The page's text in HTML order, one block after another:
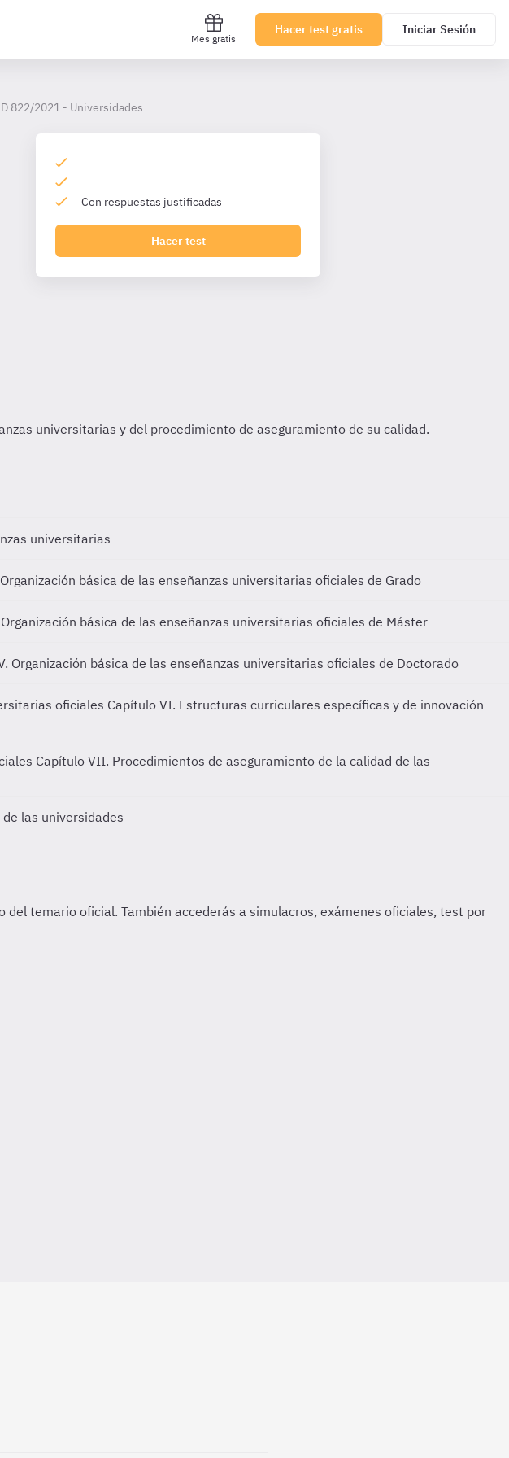
Mes gratis
Hacer test gratis Iniciar Sesión
822/2021 - Universidades
Con respuestas justificadas
Hacer test
universitarias
básica de las enseñanzas universitarias oficiales de Grado
básica de las enseñanzas universitarias oficiales de Máster
Organización básica de las enseñanzas universitarias oficiales de Doctorado
oficiales Capítulo VI. Estructuras curriculares específicas y de innovación
Capítulo VII. Procedimientos de aseguramiento de la calidad de las
las universidades